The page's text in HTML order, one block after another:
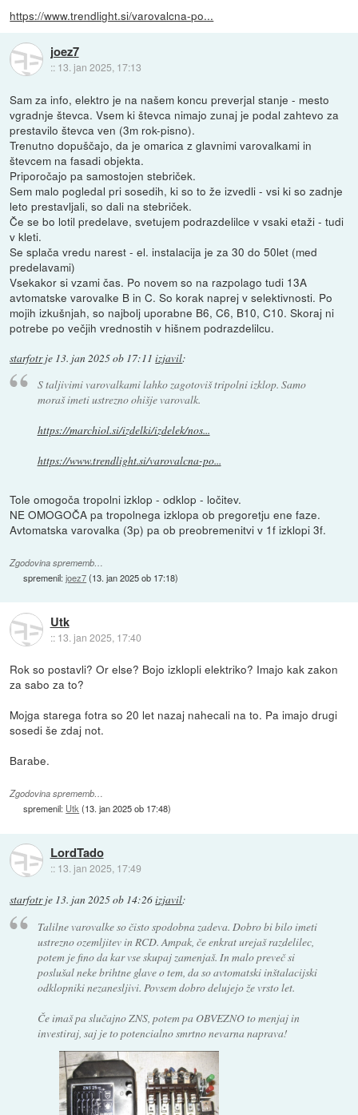
https://www.trendlight.si/varovalcna-po...
joez7
:: 13. jan 2025, 17:13
Sam za info, elektro je na našem koncu preverjal stanje - mesto
vgradnje števca. Vsem ki števca nimajo zunaj je podal zahtevo za
prestavilo števca ven (3m rok-pisno).
Trenutno dopuščajo, da je omarica z glavnimi varovalkami in
števcem na fasadi objekta.
Priporočajo pa samostojen stebriček.
Sem malo pogledal pri sosedih, ki so to že izvedli - vsi ki so zadnje
leto prestavljali, so dali na stebriček.
Če se bo lotil predelave, svetujem podrazdelilce v vsaki etaži - tudi
v kleti.
Se splača vredu narest - el. instalacija je za 30 do 50let (med
predelavami)
Vsekakor si vzami čas. Po novem so na razpolago tudi 13A
avtomatske varovalke B in C. So korak naprej v selektivnosti. Po
mojih izkušnjah, so najbolj uporabne B6, C6, B10, C10. Skoraj ni
potrebe po večjih vrednostih v hišnem podrazdelilcu.
starfotrje 13. jan 2025 ob 17:11 izjavil:
S taljivimi varovalkami lahko zagotoviš tripolni izklop. Samo
moraš imeti ustrezno ohišje varovalk.
https://marchiol.si/izdelki/izdelek/nos...
https://www.trendlight.si/varovalcna-po...
Tole omogoča tropolni izklop - odklop - ločitev.
NE OMOGOČA pa tropolnega izklopa ob pregoretju ene faze.
Avtomatska varovalka (3p) pa ob preobremenitvi v 1f izklopi 3f.
Zgodovina sprememb…
spremenil:joez7(13. jan 2025 ob 17:18)
Utk
:: 13. jan 2025, 17:40
Rok so postavli? Or else? Bojo izklopli elektriko? Imajo kak zakon
za sabo za to?
Mojga starega fotra so 20 let nazaj nahecali na to. Pa imajo drugi
sosedi še zdaj not.
Barabe.
Zgodovina sprememb…
spremenil: Utk(13. jan 2025 ob 17:48)
LordTado
:: 13. jan 2025, 17:49
starfotrje 13. jan 2025 ob 14:26izjavil:
Talilne varovalke so čisto spodobna zadeva. Dobro bi bilo imeti
ustrezno ozemljitev in RCD. Ampak, če enkrat urejaš razdelilec,
potem je fino da kar vse skupaj zamenjaš. In malo preveč si
poslušal neke brihtne glave o tem, da so avtomatski inštalacijski
odklopniki nezanesljivi. Povsem dobro delujejo že vrsto let.
Če imaš pa slučajno ZNS, potem pa OBVEZNO to menjaj in
investiraj, saj je to potencialno smrtno nevarna naprava!